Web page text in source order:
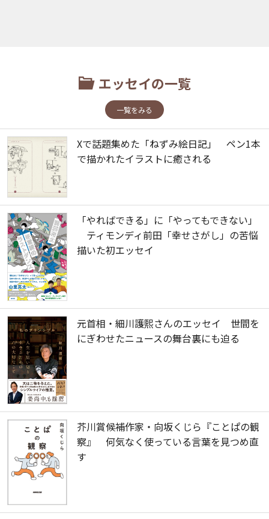
エッセイの一覧
一覧をみる
Xで話題集めた「ねずみ絵日記」 ペン1本
で描かれたイラストに癒される
「やればできる」に「やってもできない」
ティモンディ前田「幸せさがし」の苦悩
描いた初エッセイ
元首相・細川護熙さんのエッセイ 世間を
にぎわせたニュースの舞台裏にも迫る
芥川賞候補作家・向坂くじら『ことぱの観
察』 何気なく使っている言葉を見つめ直
す